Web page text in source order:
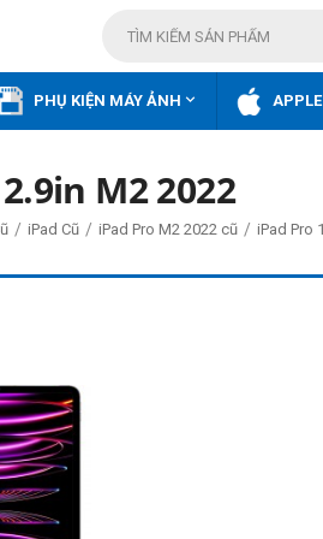
PHỤ KIỆN MÁY ẢNH  APPLE
M2 2022
/ iPad Cũ / iPad Pro M2 2022 cũ / iPad Pro